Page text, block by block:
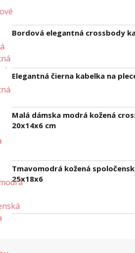
Bordová elegantná crossbody
Elegantná čierna kabelka na
Malá dámska modrá kožená
20x14x6 cm
Tmavomodrá kožená
25x18x6